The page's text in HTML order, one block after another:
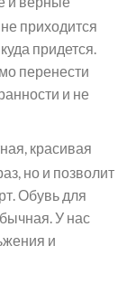
приходится
придется.
перенести
и не
красивая
но и позволит
Обувь для
У нас
и